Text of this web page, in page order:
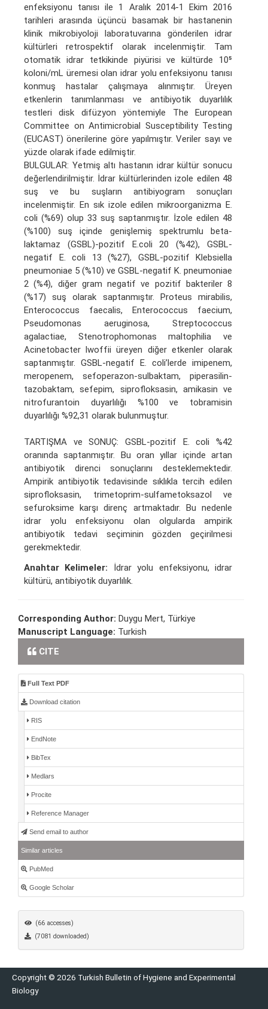
enfeksiyonu tanısı ile 1 Aralık 2014-1 Ekim 2016
tarihleri arasında üçüncü basamak bir hastanenin
klinik mikrobiyoloji laboratuvarına gönderilen idrar
kültürleri retrospektif olarak incelenmiştir. Tam
otomatik idrar tetkikinde piyürisi ve kültürde 10⁵
koloni/mL üremesi olan idrar yolu enfeksiyonu tanısı
konmuş hastalar çalışmaya alınmıştır. Üreyen
etkenlerin tanımlanması ve antibiyotik duyarlılık
testleri disk difüzyon yöntemiyle The European
Committee on Antimicrobial Susceptibility Testing
(EUCAST) önerilerine göre yapılmıştır. Veriler sayı ve
yüzde olarak ifade edilmiştir.
BULGULAR: Yetmiş altı hastanın idrar kültür sonucu
değerlendirilmiştir. İdrar kültürlerinden izole edilen 48
suş ve bu suşların antibiyogram sonuçları
incelenmiştir. En sık izole edilen mikroorganizma E.
coli (%69) olup 33 suş saptanmıştır. İzole edilen 48
(%100) suş içinde genişlemiş spektrumlu beta-
laktamaz (GSBL)-pozitif E.coli 20 (%42), GSBL-
negatif E. coli 13 (%27), GSBL-pozitif Klebsiella
pneumoniae 5 (%10) ve GSBL-negatif K. pneumoniae
2 (%4), diğer gram negatif ve pozitif bakteriler 8
(%17) suş olarak saptanmıştır. Proteus mirabilis,
Enterococcus faecalis, Enterococcus faecium,
Pseudomonas aeruginosa, Streptococcus
agalactiae, Stenotrophomonas maltophilia ve
Acinetobacter lwoffii üreyen diğer etkenler olarak
saptanmıştır. GSBL-negatif E. coli’lerde imipenem,
meropenem, sefoperazon-sulbaktam, piperasilin-
tazobaktam, sefepim, siprofloksasin, amikasin ve
nitrofurantoin duyarlılığı %100 ve tobramisin
duyarlılığı %92,31 olarak bulunmuştur.
TARTIŞMA ve SONUÇ: GSBL-pozitif E. coli %42
oranında saptanmıştır. Bu oran yıllar içinde artan
antibiyotik direnci sonuçlarını desteklemektedir.
Ampirik antibiyotik tedavisinde sıklıkla tercih edilen
siprofloksasin, trimetoprim-sulfametoksazol ve
sefuroksime karşı direnç artmaktadır. Bu nedenle
idrar yolu enfeksiyonu olan olgularda ampirik
antibiyotik tedavi seçiminin gözden geçirilmesi
gerekmektedir.
Anahtar Kelimeler: İdrar yolu enfeksiyonu, idrar
kültürü, antibiyotik duyarlılık.
Corresponding Author: Duygu Mert, Türkiye
Manuscript Language: Turkish
CITE
Full Text PDF
Download citation
RIS
EndNote
BibTex
Medlars
Procite
Reference Manager
Send email to author
Similar articles
PubMed
Google Scholar
(66 accesses)
(7081 downloaded)
Copyright © 2026 Turkish Bulletin of Hygiene and Experimental
Biology